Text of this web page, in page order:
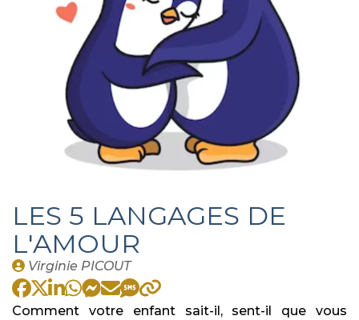
LES 5 LANGAGES DE
L'AMOUR
Publié
par
Virginie PICOUT
Comment votre enfant sait-il, sent-il que vous